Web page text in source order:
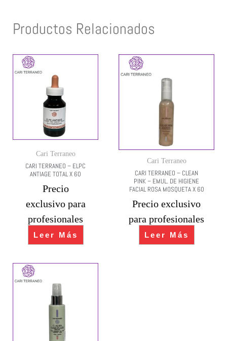
Productos Relacionados
Cari Terraneo
CARI TERRANEO – ELPC
ANTIAGE TOTAL X 60
Precio
exclusivo para
profesionales
Leer Más
Cari Terraneo
CARI TERRANEO – CLEAN
PINK – EMUL. DE HIGIENE
FACIAL ROSA MOSQUETA X 60
Precio exclusivo
para profesionales
Leer Más